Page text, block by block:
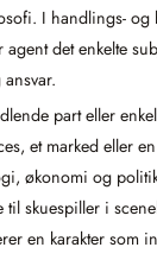
I handlings- og
agent det enkelte
part eller
et marked eller
økonomi og
til skuespiller i
en karakter som